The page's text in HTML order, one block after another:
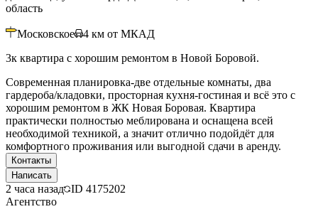
область
Московское 4 км от МКАД
3к квартира с хорошим ремонтом в Новой Боровой.
Современная планировка-две отдельные комнаты, два
гардероба/кладовки, просторная кухня-гостиная и всё это с
хорошим ремонтом в ЖК Новая Боровая. Квартира
практически полностью меблирована и оснащена всей
необходимой техникой, а значит отлично подойдёт для
комфортного проживания или выгодной сдачи в аренду.
Контакты
Написать
2 часа назад ID 4175202
Агентство